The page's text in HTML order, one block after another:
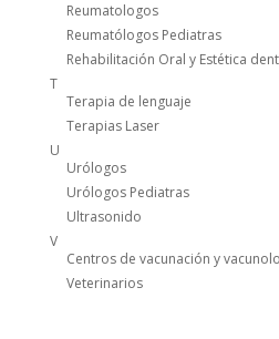
Reumatologos
Reumatólogos Pediatras
Rehabilitación Oral y Estética
T
Terapia de lenguaje
Terapias Laser
U
Urólogos
Urólogos Pediatras
Ultrasonido
V
Centros de vacunación y
Veterinarios